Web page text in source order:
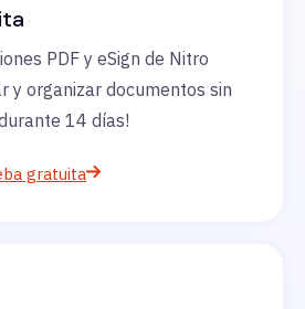
PDF y eSign de Nitro
y organizar documentos sin
14 días!
gratuita